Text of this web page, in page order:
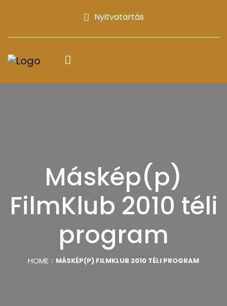
Nyitvatartás
Máskép(p)
FilmKlub 2010 téli
program
HOME MÁSKÉP(P) FILMKLUB 2010 TÉLI PROGRAM